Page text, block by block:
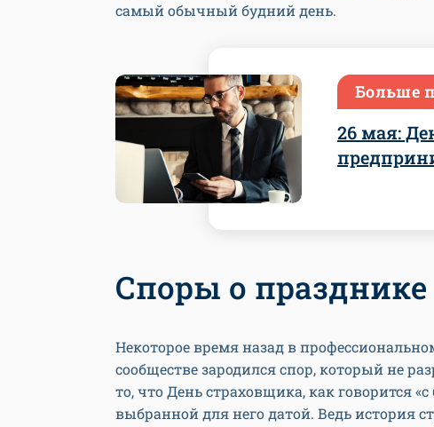
самый обычный будний день.
Больше
26 мая:
Споры о празднике
Некоторое время назад в
сообществе зародился спор, который не
то, что День страховщика, как говорится «с
выбранной для него датой. Ведь история